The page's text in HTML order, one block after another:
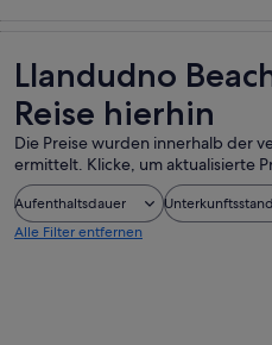
Llandudno
Reise hierhin
Die Preise wurden innerhalb der
ermittelt. Klicke, um aktualisierte
Aufenthaltsdauer
Alle Filter entfernen